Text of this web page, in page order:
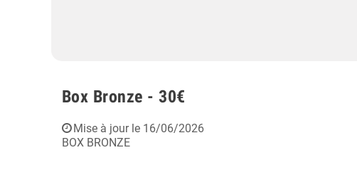
Box Bronze - 30€
Mise à jour le 16/06/2026
BOX BRONZE